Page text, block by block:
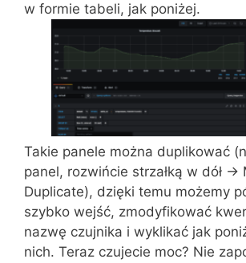
w formie tabeli, jak poniżej.
Takie panele można duplikować
panel, rozwińcie strzałką w dół ->
Duplicate), dzięki temu możemy
szybko wejść, zmodyfikować
nazwę czujnika i wyklikać jak
nich. Teraz czujecie moc? Nie